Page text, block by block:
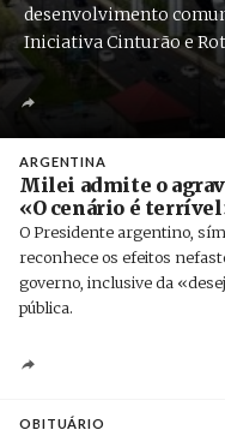
desenvolvimento
Iniciativa Cinturão e
ARGENTINA
Milei admite o
«O cenário é
O Presidente argentino,
reconhece os efeitos
governo, inclusive da
pública.
OBITUÁRIO